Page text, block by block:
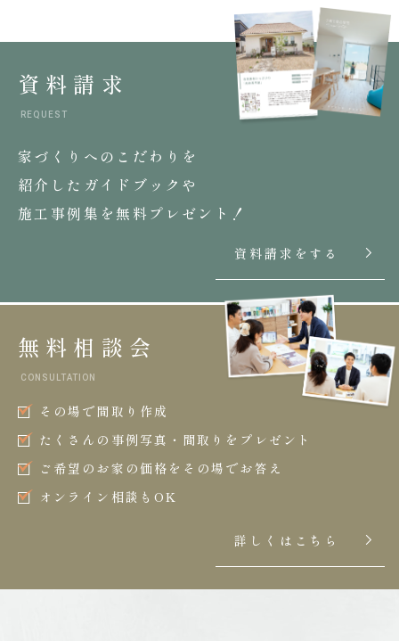
資料請求
REQUEST
家づくりへのこだわりを
紹介したガイドブックや
施工事例集を無料プレゼント！
資料請求をする
無料相談会
CONSULTATION
その場で間取り作成
たくさんの事例写真・間取りをプレゼント
ご希望のお家の価格をその場でお答え
オンライン相談もOK
詳しくはこちら